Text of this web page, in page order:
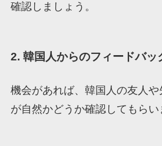
確認しましょう。
2. 韓国人からのフィードバッ
機会があれば、韓国人の友人
が自然かどうか確認してもらい